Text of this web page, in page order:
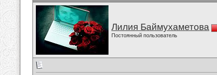
Лилия Баймухаметова
Постоянный пользователь